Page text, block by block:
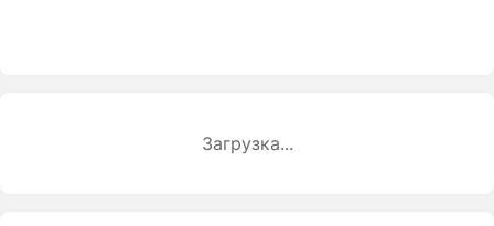
Загрузка...